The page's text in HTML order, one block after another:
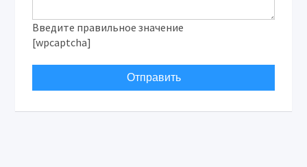
Введите правильное значение
[wpcaptcha]